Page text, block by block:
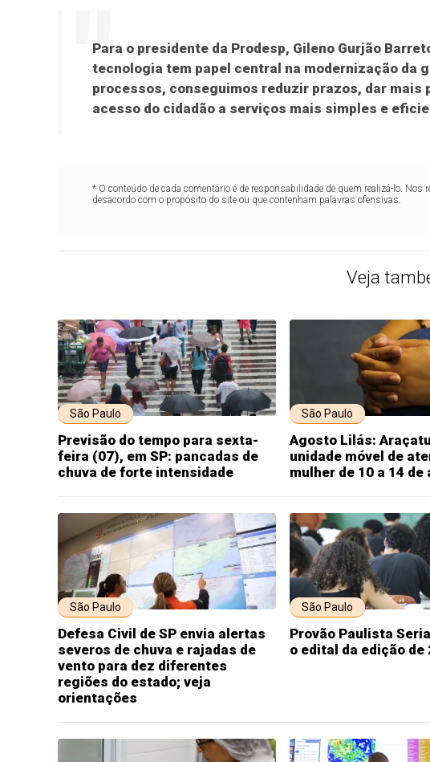
Para o presidente da Prodesp, Gileno Gurjão
tecnologia tem papel central na modernização da
processos, conseguimos reduzir prazos, dar mais
acesso do cidadão a serviços mais simples e
* O conteúdo de cada comentário é de responsabilidade de quem realizá-lo.
desacordo com o propósito do site ou que contenham palavras ofensivas.
Veja
São Paulo
Previsão do tempo para sexta-
feira (07), em SP: pancadas de
chuva de forte intensidade
São Paulo
Agosto Lilás:
unidade móvel de
mulher de 10 a 14 de
São Paulo
Defesa Civil de SP envia alertas
severos de chuva e rajadas de
vento para dez diferentes
regiões do estado; veja
orientações
São Paulo
Provão Paulista
o edital da edição de